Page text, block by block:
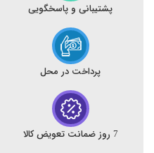
پشتیبانی و پاسخگویی
پرداخت در محل
7 روز ضمانت تعویض کالا